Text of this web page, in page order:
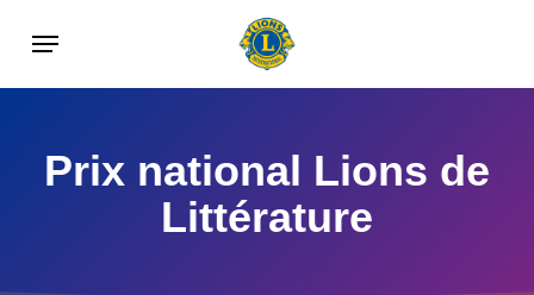
Menu
Prix national Lions de
Littérature